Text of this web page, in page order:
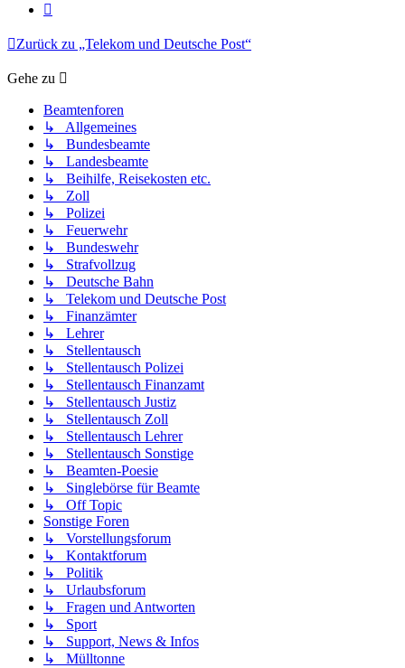
Zurück zu „Telekom und Deutsche Post“
Gehe zu
Beamtenforen
↳ Allgemeines
↳ Bundesbeamte
↳ Landesbeamte
↳ Beihilfe, Reisekosten etc.
↳ Zoll
↳ Polizei
↳ Feuerwehr
↳ Bundeswehr
↳ Strafvollzug
↳ Deutsche Bahn
↳ Telekom und Deutsche Post
↳ Finanzämter
↳ Lehrer
↳ Stellentausch
↳ Stellentausch Polizei
↳ Stellentausch Finanzamt
↳ Stellentausch Justiz
↳ Stellentausch Zoll
↳ Stellentausch Lehrer
↳ Stellentausch Sonstige
↳ Beamten-Poesie
↳ Singlebörse für Beamte
↳ Off Topic
Sonstige Foren
↳ Vorstellungsforum
↳ Kontaktforum
↳ Politik
↳ Urlaubsforum
↳ Fragen und Antworten
↳ Sport
↳ Support, News & Infos
↳ Mülltonne